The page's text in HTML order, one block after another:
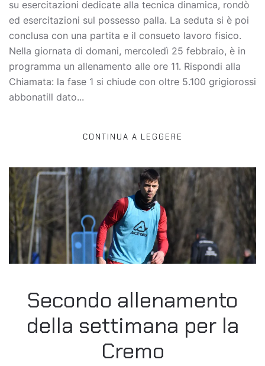
su esercitazioni dedicate alla tecnica dinamica, rondò
ed esercitazioni sul possesso palla. La seduta si è poi
conclusa con una partita e il consueto lavoro fisico.
Nella giornata di domani, mercoledì 25 febbraio, è in
programma un allenamento alle ore 11. Rispondi alla
Chiamata: la fase 1 si chiude con oltre 5.100 grigiorossi
abbonatiIl dato...
CONTINUA A LEGGERE
Secondo allenamento
della settimana per la
Cremo